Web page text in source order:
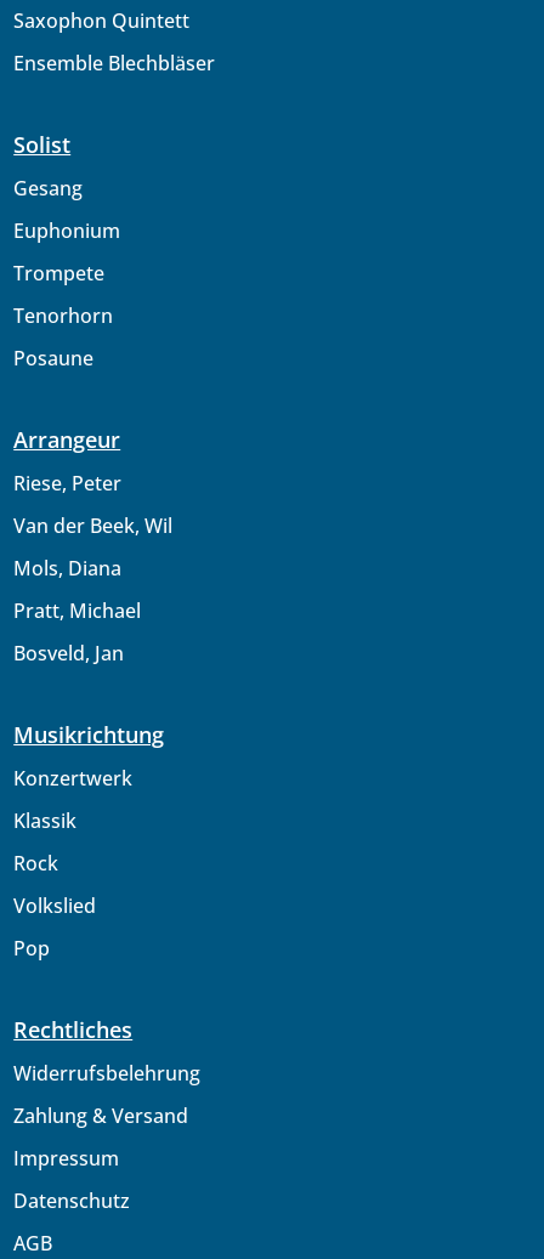
Saxophon Quintett
Ensemble Blechbläser
Solist
Gesang
Euphonium
Trompete
Tenorhorn
Posaune
Arrangeur
Riese, Peter
Van der Beek, Wil
Mols, Diana
Pratt, Michael
Bosveld, Jan
Musikrichtung
Konzertwerk
Klassik
Rock
Volkslied
Pop
Rechtliches
Widerrufsbelehrung
Zahlung & Versand
Impressum
Datenschutz
AGB